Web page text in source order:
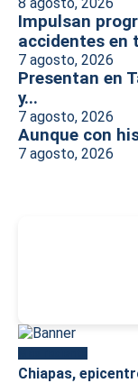
Impulsan
accidentes en
7 agosto, 2026
Presentan en
y...
7 agosto, 2026
Aunque con
7 agosto, 2026
Chiapas,